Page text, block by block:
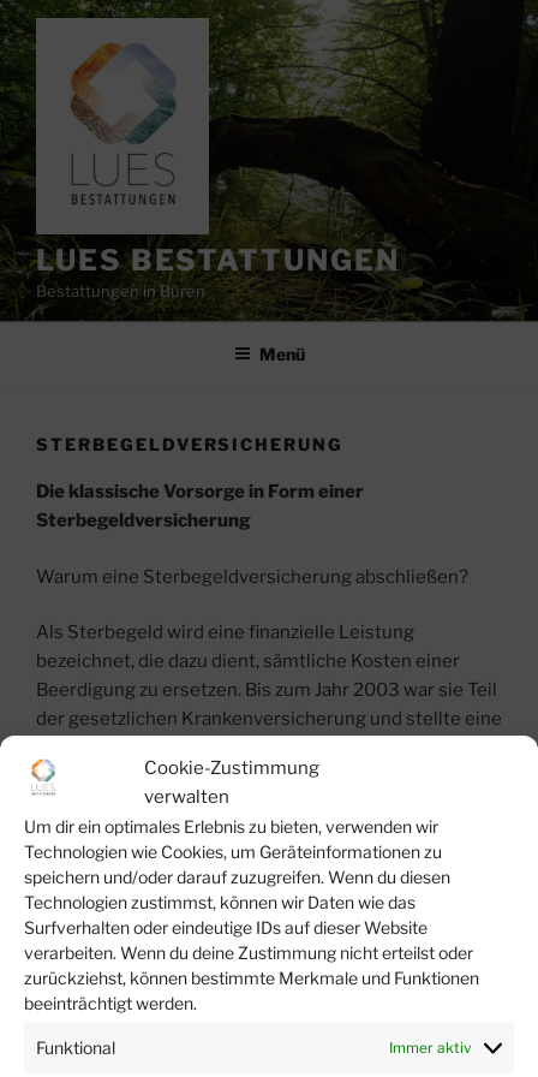
Cookie-Zustimmung
verwalten
Um dir ein optimales Erlebnis zu bieten, verwenden wir
Technologien wie Cookies, um Geräteinformationen zu
speichern und/oder darauf zuzugreifen. Wenn du diesen
Technologien zustimmst, können wir Daten wie das
Surfverhalten oder eindeutige IDs auf dieser Website
verarbeiten. Wenn du deine Zustimmung nicht erteilst oder
zurückziehst, können bestimmte Merkmale und Funktionen
beeinträchtigt werden.
Funktional Immer aktiv
Zum
Inhalt
springen
LUES BESTATTUNGEN
Bestattungen in Büren
Menü
STERBEGELDVERSICHERUNG
Die klassische Vorsorge in Form einer
Sterbegeldversicherung
Warum eine Sterbegeldversicherung abschließen?
Als Sterbegeld wird eine finanzielle Leistung
bezeichnet, die dazu dient, sämtliche Kosten einer
Beerdigung zu ersetzen. Bis zum Jahr 2003 war sie Teil
der gesetzlichen Krankenversicherung und stellte eine
dieser Leistungskatalog der Kassen das Sterbegeld
nicht mehr, weshalb eine eigenverantwortliche
Absicherung von besonderer Bedeutung ist. Mit einer
Sterbegeldversicherung sichern Sie den
Bestattungsvorsorgevertrag, die Sie mit Ihrem
gewünschten Bestattungshaus abschließen, ab. Dies
erfolgt über einen zentral geschlossenen
Gruppenversicherungsvertrag.